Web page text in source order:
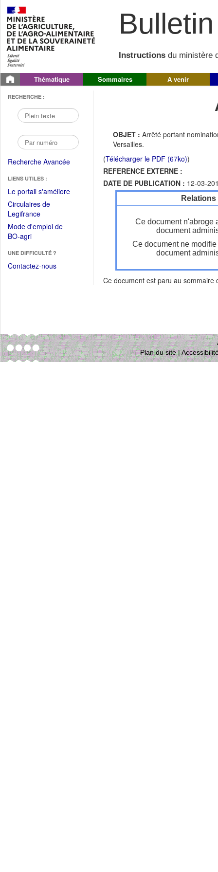
Instructions du ministère
Thématique Sommaires A venir
RECHERCHE :
Recherche Avancée
LIENS UTILES :
Le portail s'améliore(Fichier
Circulaires de
Legifrance(Ouvrir
dans
une
fenêtre)
Mode d'emploi de
BO-agri(Ouvrir
une
nouvelle
UNE DIFFICULTÉ ?
Contactez-nous
OBJET : Arrêté portant
Versailles.
(Télécharger le PDF (67ko))
REFERENCE EXTERNE :
DATE DE PUBLICATION : 12-03-
Ce document n'abroge
document
Ce document ne
document
Ce document est paru au sommaire
Plan du site|